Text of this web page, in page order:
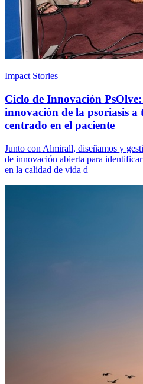
Impact Stories
Ciclo de Innovación
innovación de la psoriasis a
centrado en el paciente
Junto con Almirall, diseñamos y
de innovación abierta para
en la calidad de vida d